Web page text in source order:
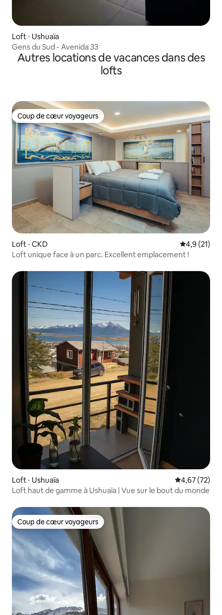
Loft ⋅ Ushuaïa
Gens du Sud - Avenida 33
Autres locations de vacances dans des
lofts
Coup de cœur voyageurs
Coup de cœur voyageurs
Loft ⋅ CKD Évaluation
4,9 (21)
Loft unique face à un parc. Excellent emplacement !
Loft ⋅ Ushuaïa Évaluation
4,67 (72)
Loft haut de gamme à Ushuaïa | Vue sur le bout du monde
Coup de cœur voyageurs
Coup de cœur voyageurs